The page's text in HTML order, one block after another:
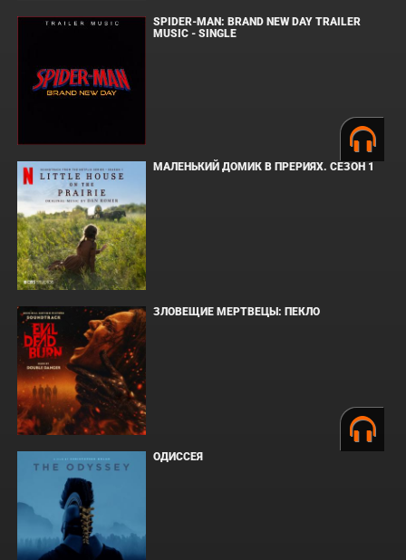
SPIDER-MAN: BRAND NEW DAY TRAILER
MUSIC - SINGLE
МАЛЕНЬКИЙ ДОМИК В ПРЕРИЯХ. СЕЗОН 1
ЗЛОВЕЩИЕ МЕРТВЕЦЫ: ПЕКЛО
ОДИССЕЯ